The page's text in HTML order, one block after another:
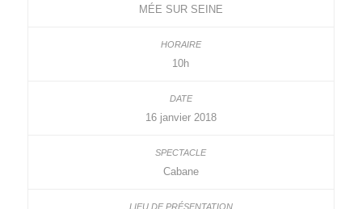
MÉE SUR SEINE
10h
16 janvier 2018
Cabane